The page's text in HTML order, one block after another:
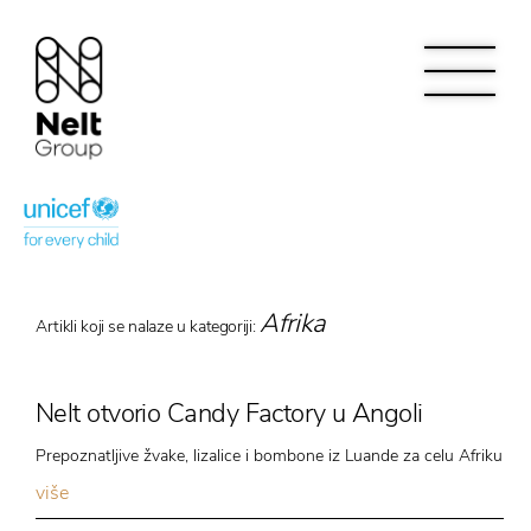
Artikli koji se nalaze u kategoriji:Afrika
Nelt otvorio Candy Factory u Angoli
Prepoznatljive žvake, lizalice i bombone iz Luande za celu Afriku
više